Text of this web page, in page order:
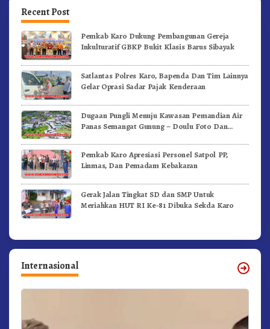
Recent Post
Pemkab Karo Dukung Pembangunan Gereja
Inkulturatif GBKP Bukit Klasis Barus Sibayak
Satlantas Polres Karo, Bapenda Dan Tim Lainnya
Gelar Oprasi Sadar Pajak Kenderaan
Dugaan Pungli Menuju Kawasan Pemandian Air
Panas Semangat Gunung – Doulu Foto Dan
Pemkab Karo Apresiasi Personel Satpol PP,
Linmas, Dan Pemadam Kebakaran
Gerak Jalan Tingkat SD dan SMP Untuk
Meriahkan HUT RI Ke-81 Dibuka Sekda Karo
Internasional